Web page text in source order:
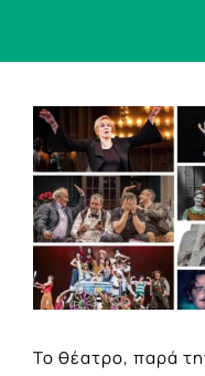
View
Larger
Image
Το θέατρο, παρά